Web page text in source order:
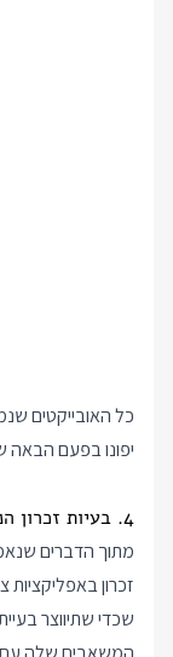
כל האובייקטים
יפונו בפעם הבאה
4. בעיות זכרון הנובעות משימוש במערך
מתוך הדברים
זכרון
שכדי שתיווצר